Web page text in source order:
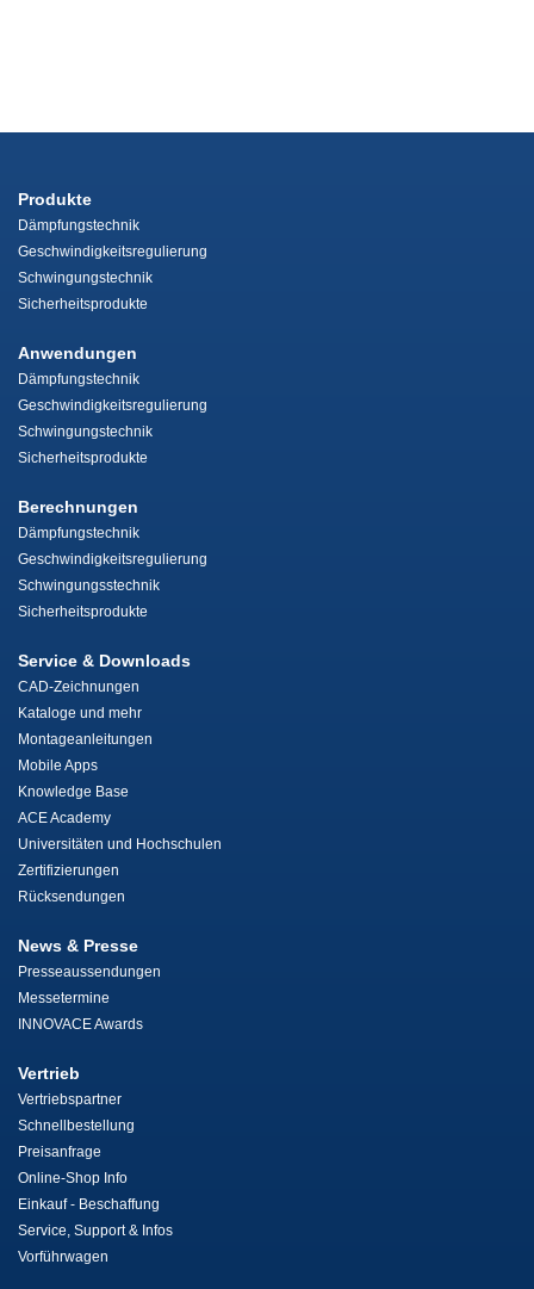
Produkte
Dämpfungstechnik
Geschwindigkeitsregulierung
Schwingungstechnik
Sicherheitsprodukte
Anwendungen
Dämpfungstechnik
Geschwindigkeitsregulierung
Schwingungstechnik
Sicherheitsprodukte
Berechnungen
Dämpfungstechnik
Geschwindigkeitsregulierung
Schwingungsstechnik
Sicherheitsprodukte
Service & Downloads
CAD-Zeichnungen
Kataloge und mehr
Montageanleitungen
Mobile Apps
Knowledge Base
ACE Academy
Universitäten und Hochschulen
Zertifizierungen
Rücksendungen
News & Presse
Presseaussendungen
Messetermine
INNOVACE Awards
Vertrieb
Vertriebspartner
Schnellbestellung
Preisanfrage
Online-Shop Info
Einkauf - Beschaffung
Service, Support & Infos
Vorführwagen